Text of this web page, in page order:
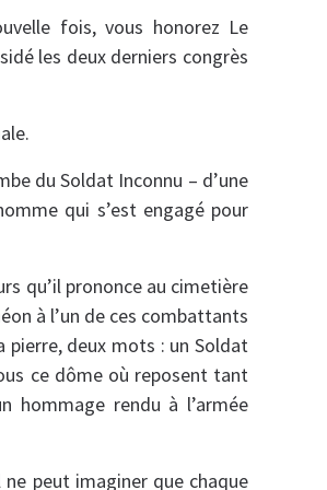
fois, vous honorez Le
les deux derniers congrès
du Soldat Inconnu – d’une
qui s’est engagé pour
qu’il prononce au cimetière
à l’un de ces combattants
pierre, deux mots : un Soldat
ce dôme où reposent tant
hommage rendu à l’armée
peut imaginer que chaque